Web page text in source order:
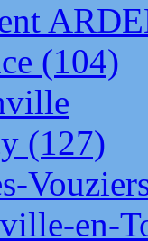
(104)
(127)
en-